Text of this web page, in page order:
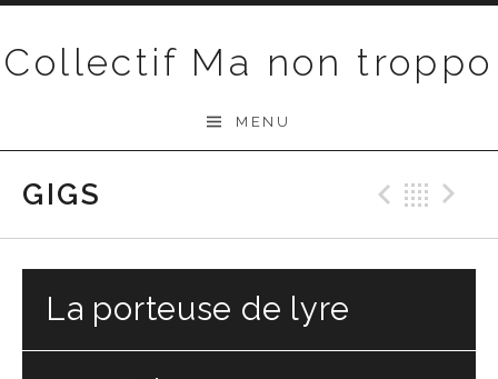
Collectif Ma non troppo
MENU
GIGS
La porteuse de lyre